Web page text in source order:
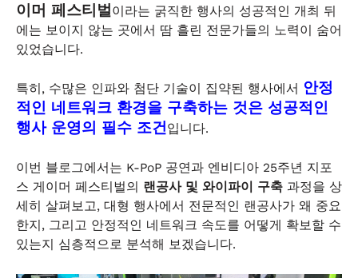
이머 페스티벌이라는 굵직한 행사의 성공적인 개최 뒤
에는 보이지 않는 곳에서 땀 흘린 전문가들의 노력이 숨어
있었습니다.
특히, 수많은 인파와 첨단 기술이 집약된 행사에서 안정
적인 네트워크 환경을 구축하는 것은 성공적인
행사 운영의 필수 조건입니다.
이번 블로그에서는 K-PoP 공연과 엔비디아 25주년 지포
스 게이머 페스티벌의 랜공사 및 와이파이 구축 과정을 상
세히 살펴보고, 대형 행사에서 전문적인 랜공사가 왜 중요
한지, 그리고 안정적인 네트워크 속도를 어떻게 확보할 수
있는지 심층적으로 분석해 보겠습니다.